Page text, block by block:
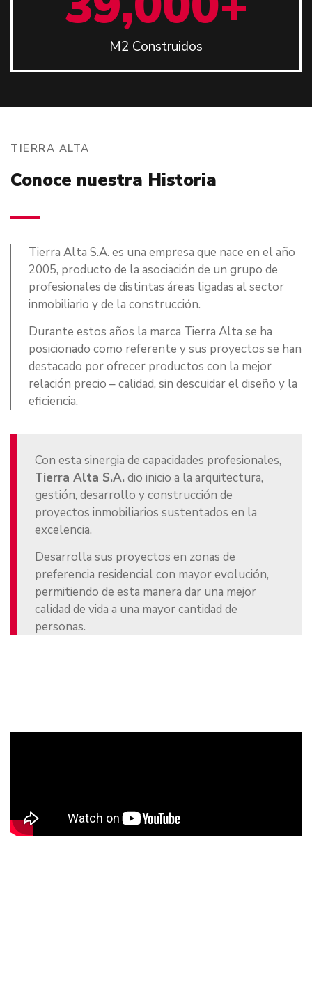
M2 Construidos
TIERRA ALTA
Conoce nuestra Historia
Tierra Alta S.A. es una empresa que nace en el año
2005, producto de la asociación de un grupo de
profesionales de distintas áreas ligadas al sector
inmobiliario y de la construcción.
Durante estos años la marca Tierra Alta se ha
posicionado como referente y sus proyectos se han
destacado por ofrecer productos con la mejor
relación precio – calidad, sin descuidar el diseño y la
eficiencia.
Con esta sinergia de capacidades profesionales,
Tierra Alta S.A. dio inicio a la arquitectura,
gestión, desarrollo y construcción de
proyectos inmobiliarios sustentados en la
excelencia.
Desarrolla sus proyectos en zonas de
preferencia residencial con mayor evolución,
permitiendo de esta manera dar una mejor
calidad de vida a una mayor cantidad de
personas.